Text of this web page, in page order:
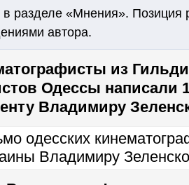
в разделе «Мнения». Позиция
автора.
из
Одессы написали
Владимиру